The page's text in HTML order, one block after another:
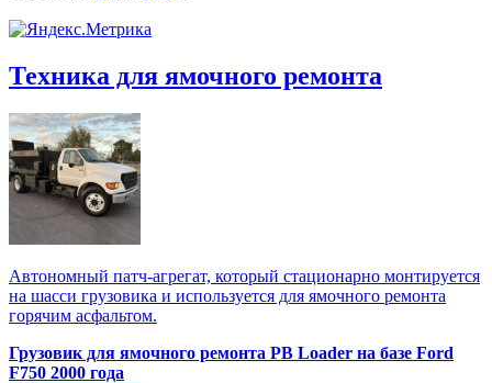
Техника для ямочного ремонта
Автономный патч-агрегат, который стационарно монтируется
на шасси грузовика и используется для ямочного ремонта
горячим асфальтом.
Грузовик для ямочного ремонта PB Loader на базе Ford
F750 2000 года